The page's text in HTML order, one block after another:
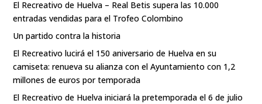
El Recreativo de Huelva – Real Betis supera las 10.000
entradas vendidas para el Trofeo Colombino
Un partido contra la historia
El Recreativo lucirá el 150 aniversario de Huelva en su
camiseta: renueva su alianza con el Ayuntamiento con 1,2
millones de euros por temporada
El Recreativo de Huelva iniciará la pretemporada el 6 de julio